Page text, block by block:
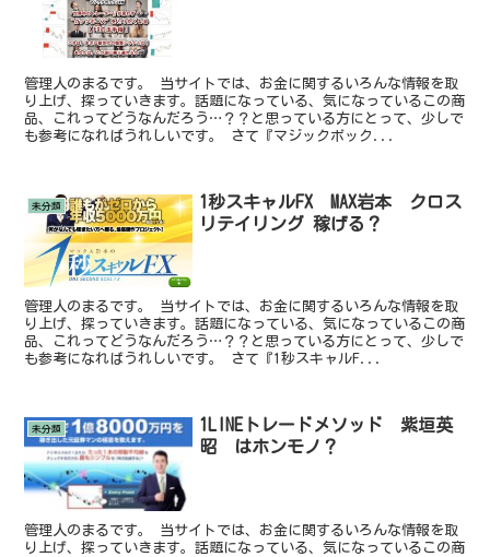
管理人のまるです。 当サイトでは、お金に関するいろんな情報を取
り上げ、探っていきます。話題になっている、気になっているこの商
品、これってどうなんだろう…？？と思っている方にとって、少しで
も参考になればうれしいです。 さて『マジックボック...
未分類
1秒スキャルFX MAX岩本 クロス
リテイリング 稼げる？
管理人のまるです。 当サイトでは、お金に関するいろんな情報を取
り上げ、探っていきます。話題になっている、気になっているこの商
品、これってどうなんだろう…？？と思っている方にとって、少しで
も参考になればうれしいです。 さて『1秒スキャルF...
未分類
1LINEトレードメソッド 紫垣英
昭 はホンモノ？
管理人のまるです。 当サイトでは、お金に関するいろんな情報を取
り上げ、探っていきます。話題になっている、気になっているこの商